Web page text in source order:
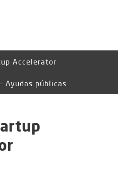
Accelerator
Ayudas públicas